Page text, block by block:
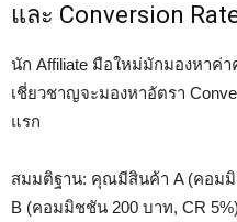
และ Conversion
นัก Affiliate มือใหม่มักมองหาค่
เชี่ยวชาญจะมองหาอัตรา
แรก
สมมติฐาน: คุณมีสินค้า A (คอมมิ
B (คอมมิชชัน 200 บาท, CR